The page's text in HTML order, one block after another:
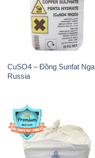
CuSO4 – Đồng Sunfat Nga
Russia